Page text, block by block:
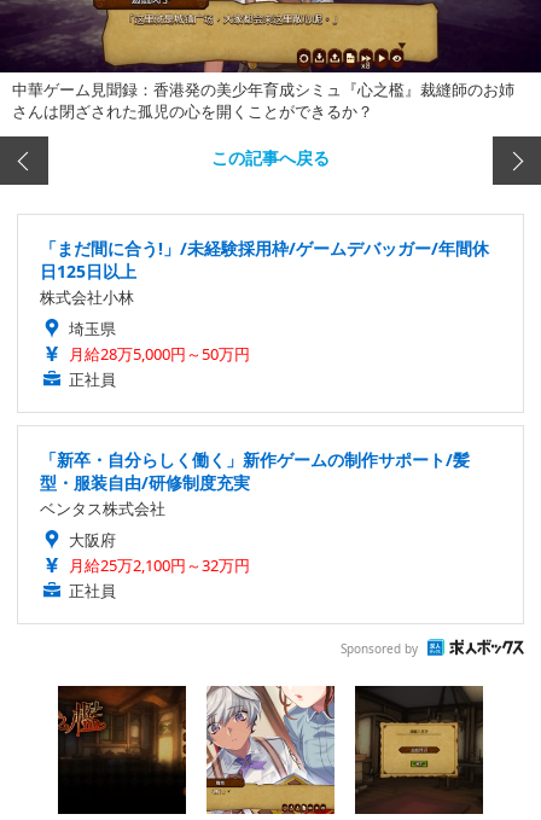
中華ゲーム見聞録：香港発の美少年育成シミュ『心之檻』裁縫師のお姉
さんは閉ざされた孤児の心を開くことができるか？
この記事へ戻る
「まだ間に合う!」/未経験採用枠/ゲームデバッガー/年間休
日125日以上
株式会社小林
埼玉県
月給28万5,000円～50万円
正社員
「新卒・自分らしく働く」新作ゲームの制作サポート/髪
型・服装自由/研修制度充実
ベンタス株式会社
大阪府
月給25万2,100円～32万円
正社員
Sponsored by